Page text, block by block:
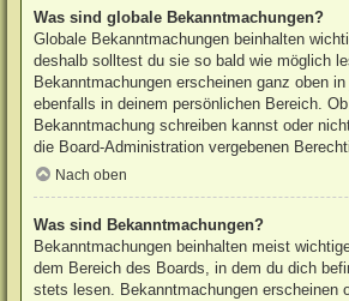
Was sind globale Bekanntmachungen?
Globale Bekanntmachungen beinhalten
deshalb solltest du sie so bald wie möglich
Bekanntmachungen erscheinen ganz oben
ebenfalls in deinem persönlichen Bereich.
Bekanntmachung schreiben kannst oder
die Board-Administration vergebenen
Nach oben
Was sind Bekanntmachungen?
Bekanntmachungen beinhalten meist
dem Bereich des Boards, in dem du dich
stets lesen. Bekanntmachungen erscheinen